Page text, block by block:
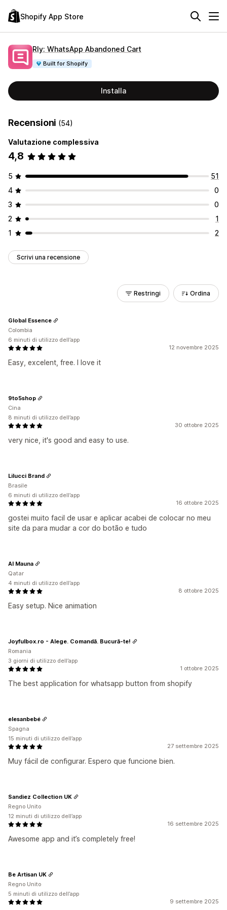
Shopify App Store
Rly: WhatsApp Abandoned Cart
Built for Shopify
Installa
Recensioni (54)
Valutazione complessiva
4,8
5
51
4
0
3
0
2
1
1
2
Scrivi una recensione
Restringi Ordina
12 novembre 2025
Easy, excelent, free. I love it
Global Essence
Colombia
6 minuti di utilizzo dell’app
30 ottobre 2025
very nice, it's good and easy to use.
9to5shop
Cina
8 minuti di utilizzo dell’app
16 ottobre 2025
gostei muito facil de usar e aplicar acabei de colocar no meu
site da para mudar a cor do botão e tudo
Lilucci Brand
Brasile
6 minuti di utilizzo dell’app
8 ottobre 2025
Easy setup. Nice animation
Al Mauna
Qatar
4 minuti di utilizzo dell’app
1 ottobre 2025
The best application for whatsapp button from shopify
Joyfulbox.ro - Alege. Comandă. Bucură-te!
Romania
3 giorni di utilizzo dell’app
27 settembre 2025
Muy fácil de configurar. Espero que funcione bien.
elesanbebé
Spagna
15 minuti di utilizzo dell’app
16 settembre 2025
Awesome app and it’s completely free!
Sandiez Collection UK
Regno Unito
12 minuti di utilizzo dell’app
9 settembre 2025
Be Artisan UK
Regno Unito
5 minuti di utilizzo dell’app